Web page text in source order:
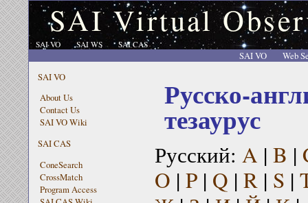
SAI Virtual
SAI VO SAI WS SAI CAS
SAI VO
Web
SAI VO
About Us
Contact Us
SAI VO Wiki
SAI CAS
ConeSearch
CrossMatch
Program Access
Русско-
тезаурус
Русский: A | B |
O | P| Q | R| S |